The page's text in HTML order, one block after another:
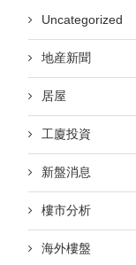
Uncategorized
地産新聞
居屋
工廈投資
新盤消息
樓市分析
海外樓盤